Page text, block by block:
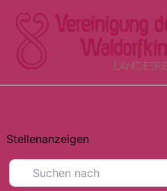
Inhalt
springen
Stellenanzeigen
Suchen nach